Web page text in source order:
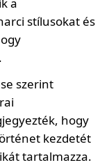
stílusokat és
szerint
hogy
kezdetét
tartalmazza.